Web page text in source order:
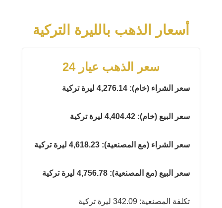
أسعار الذهب بالليرة التركية
سعر الذهب عيار 24
سعر الشراء (خام): 4,276.14 ليرة تركية
سعر البيع (خام): 4,404.42 ليرة تركية
سعر الشراء (مع المصنعية): 4,618.23 ليرة تركية
سعر البيع (مع المصنعية): 4,756.78 ليرة تركية
تكلفة المصنعية: 342.09 ليرة تركية